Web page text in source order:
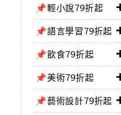
📌輕小說79折起
📌語言學習79折起
📌飲食79折起
📌美術79折起
📌藝術設計79折起